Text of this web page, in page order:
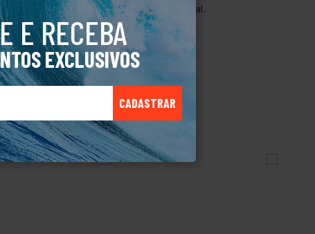
E RECEBA
EXCLUSIVOS
CADASTRAR
atletas por mundo todo.Produto Original.
TAMBÉM GOSTE